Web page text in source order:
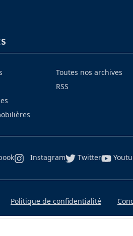
Toutes nos archives
RSS
Instagram Twitter
Politique de confidentialité